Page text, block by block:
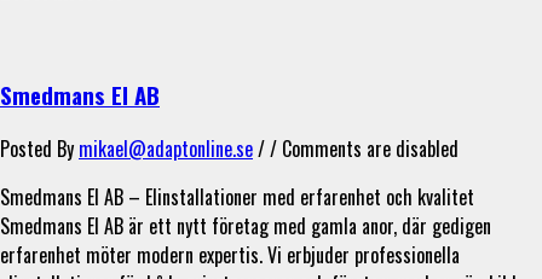
Smedmans El AB
Posted By mikael@adaptonline.se/ / Comments are disabled
Smedmans El AB – Elinstallationer med erfarenhet och kvalitet
Smedmans El AB är ett nytt företag med gamla anor, där gedigen
erfarenhet möter modern expertis. Vi erbjuder professionella